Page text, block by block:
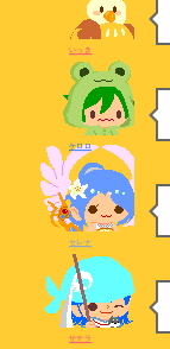
いっき
ケロロ
セレナ
サテラ